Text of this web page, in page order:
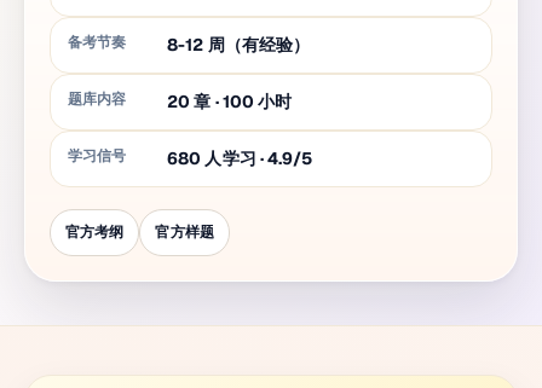
备考节奏 8-12 周（有经验）
题库内容 20 章 ·100 小时
学习信号 680 人学习 · 4.9/5
官方考纲 官方样题